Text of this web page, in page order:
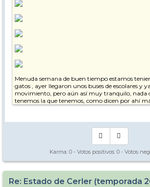
Menuda semana de buen tiempo estamos
gatos , ayer llegaron unos buses de escolares y
movimiento, pero aún así muy tranquilo, nada
tenemos la que tenemos, como dicen por ahí
bajas que en altas, Molino ya empieza a
abiertos dan de sobra para disfrutar la jornada.
con dos pistas....el remonte muy bien....la zona
ahora mismo salirse de las 2 pistas
es toda una aventura. Nada que objetar en
demás personal de la estación.......en
ensueño. Que podría haber más nieve? Pues
Karma: 0 - Votos positivos: 0 - Votos
Re: Estado de Cerler (temporada